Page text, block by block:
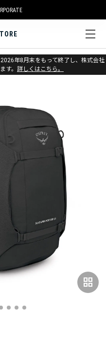
年8月末をもって終了し、株式会社
す。 詳しくはこちら。
パック
grid_view